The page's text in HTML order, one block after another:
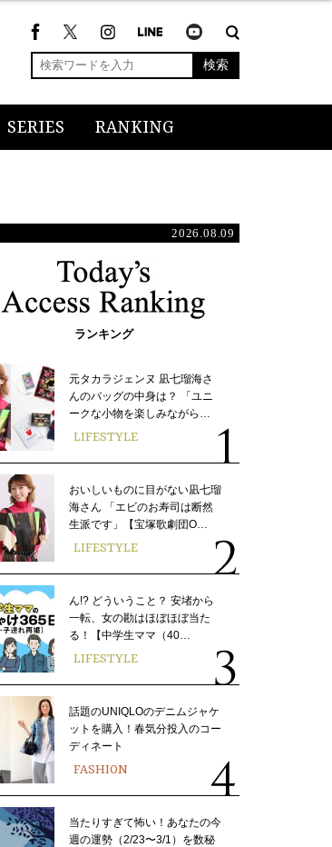
検索
SERIES RANKING
2026.08.09
ランキング
元タカラジェンヌ 凪七瑠海さ
んのバッグの中身は？ 「ユニ
ークな小物を楽しみながら…
LIFESTYLE
おいしいものに目がない凪七瑠
海さん 「エビのお寿司は断然
生派です」【宝塚歌劇団O…
LIFESTYLE
ん!? どういうこと？ 安堵から
一転、女の勘はほぼほぼ当た
る！【中学生ママ（40…
LIFESTYLE
話題のUNIQLOのデニムジャケ
ットを購入！春気分投入のコー
ディネート
FASHION
当たりすぎて怖い！あなたの今
週の運勢（2/23〜3/1）を数秘